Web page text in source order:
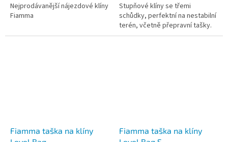
Nejprodávanější nájezdové klíny
Fiamma
Stupňové klíny se třemi
schůdky, perfektní na nestabilní
terén, včetně přepravní tašky.
Fiamma taška na klíny
Fiamma taška na klíny